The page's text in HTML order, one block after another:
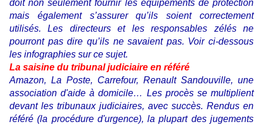
doit non seulement fournir les équipements de protection
mais également s’assurer qu’ils soient correctement
utilisés. Les directeurs et les responsables zélés ne
pourront pas dire qu’ils ne savaient pas. Voir ci-dessous
les infographies sur ce sujet.
La saisine du tribunal judiciaire en référé
Amazon, La Poste, Carrefour, Renault Sandouville, une
association d'aide à domicile… Les procès se multiplient
devant les tribunaux judiciaires, avec succès. Rendus en
référé (la procédure d'urgence), la plupart des jugements